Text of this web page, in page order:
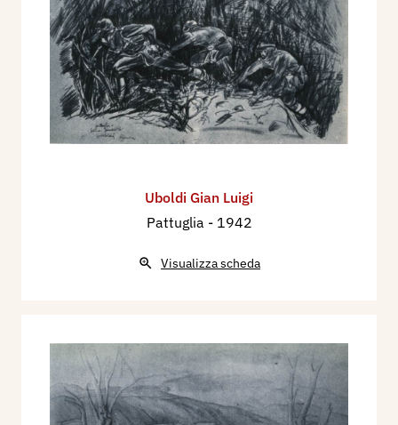
Uboldi Gian Luigi
Pattuglia - 1942
Visualizza scheda